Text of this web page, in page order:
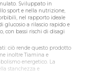
Sviluppato in
sport e nella nutrizione,
nel rapporto ideale
glucosio a rilascio rapido e
con bassi rischi di disagi
ciò rende questo prodotto
inoltre Tiamina e
energetico. La
stanchezza e